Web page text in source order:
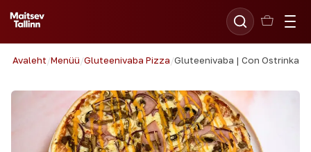
Avaleht/Menüü/Gluteenivaba Pizza/Gluteenivaba | Con Ostrinka